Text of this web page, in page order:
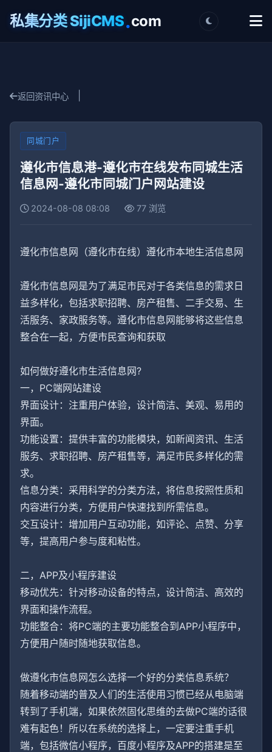
私集分类 SijiCMS.com
返回资讯中心
同城门户
遵化市信息港-遵化市在线发布同城生活
信息网-遵化市同城门户网站建设
2024-08-08 08:08 77 浏览
遵化市信息网（遵化市在线）遵化市本地生活信息网
遵化市信息网是为了满足市民对于各类信息的需求日
益多样化，包括求职招聘、房产租售、二手交易、生
活服务、家政服务等。遵化市信息网能够将这些信息
整合在一起，方便市民查询和获取
如何做好遵化市生活信息网?
一，PC端网站建设
界面设计：注重用户体验，设计简洁、美观、易用的
界面。
功能设置：提供丰富的功能模块，如新闻资讯、生活
服务、求职招聘、房产租售等，满足市民多样化的需
求。
信息分类：采用科学的分类方法，将信息按照性质和
内容进行分类，方便用户快速找到所需信息。
交互设计：增加用户互动功能，如评论、点赞、分享
等，提高用户参与度和粘性。
二，APP及小程序建设
移动优先：针对移动设备的特点，设计简洁、高效的
界面和操作流程。
功能整合：将PC端的主要功能整合到APP小程序中，
方便用户随时随地获取信息。
做遵化市信息网怎么选择一个好的分类信息系统？
随着移动端的普及人们的生活使用习惯已经从电脑端
转到了手机端，如果依然固化思维的去做PC端的话很
难有起色！所以在系统的选择上，一定要注重手机
端，包括微信小程序，百度小程序及APP的搭建是至